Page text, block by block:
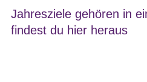
Jahresziele gehören in
findest du hier heraus